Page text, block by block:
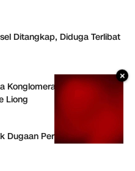
Ditangkap, Diduga Terlibat
Konglomerat Indonesia Ong
Liong
Perakitan HP
×